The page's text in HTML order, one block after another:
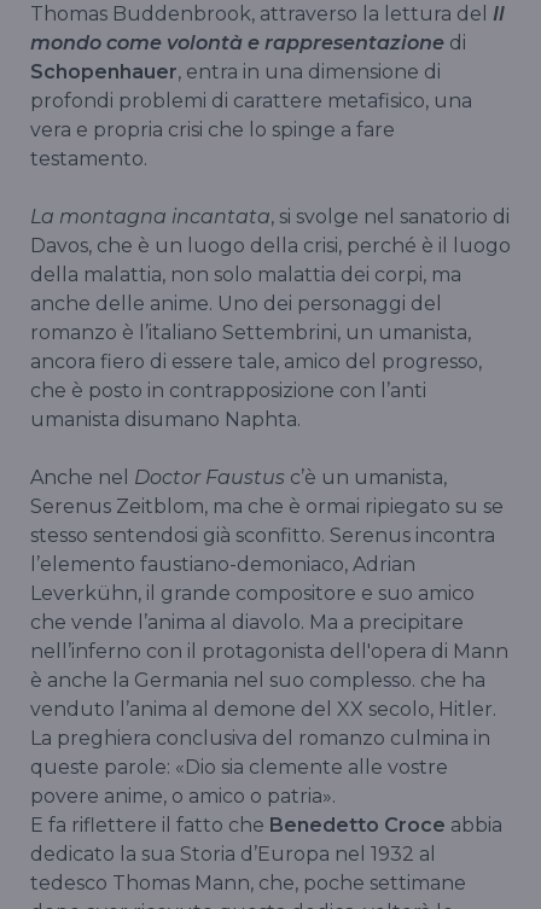
Thomas Buddenbrook, attraverso la lettura del Il
mondo come volontà e rappresentazione di
Schopenhauer, entra in una dimensione di
profondi problemi di carattere metafisico, una
vera e propria crisi che lo spinge a fare
testamento.
La montagna incantata, si svolge nel sanatorio di
Davos, che è un luogo della crisi, perché è il luogo
della malattia, non solo malattia dei corpi, ma
anche delle anime. Uno dei personaggi del
romanzo è l’italiano Settembrini, un umanista,
ancora fiero di essere tale, amico del progresso,
che è posto in contrapposizione con l’anti
umanista disumano Naphta.
Anche nel Doctor Faustus c’è un umanista,
Serenus Zeitblom, ma che è ormai ripiegato su se
stesso sentendosi già sconfitto. Serenus incontra
l’elemento faustiano-demoniaco, Adrian
Leverkühn, il grande compositore e suo amico
che vende l’anima al diavolo. Ma a precipitare
nell’inferno con il protagonista dell'opera di Mann
è anche la Germania nel suo complesso. che ha
venduto l’anima al demone del XX secolo, Hitler.
La preghiera conclusiva del romanzo culmina in
queste parole: «Dio sia clemente alle vostre
povere anime, o amico o patria».
E fa riflettere il fatto che Benedetto Croce abbia
dedicato la sua Storia d’Europa nel 1932 al
tedesco Thomas Mann, che, poche settimane